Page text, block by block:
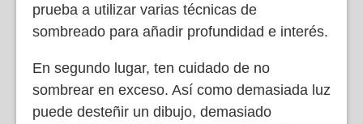
prueba a utilizar varias técnicas de
sombreado para añadir profundidad e interés.
En segundo lugar, ten cuidado de no
sombrear en exceso. Así como demasiada luz
puede desteñir un dibujo, demasiado